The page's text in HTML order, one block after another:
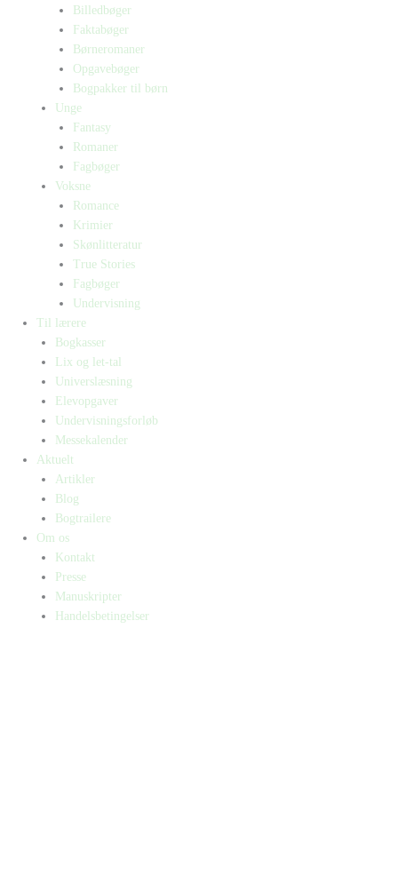
Billedbøger
Faktabøger
Børneromaner
Opgavebøger
Bogpakker til børn
Unge
Fantasy
Romaner
Fagbøger
Voksne
Romance
Krimier
Skønlitteratur
True Stories
Fagbøger
Undervisning
Til lærere
Bogkasser
Lix og let-tal
Universlæsning
Elevopgaver
Undervisningsforløb
Messekalender
Aktuelt
Artikler
Blog
Bogtrailere
Om os
Kontakt
Presse
Manuskripter
Handelsbetingelser